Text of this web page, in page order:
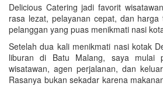
Delicious Catering jadi favorit
rasa lezat, pelayanan cepat, dan harga
pelanggan yang puas menikmati nasi
Setelah dua kali menikmati nasi kotak
liburan di Batu Malang, saya mulai
wisatawan, agen perjalanan, dan
Rasanya bukan sekadar karena